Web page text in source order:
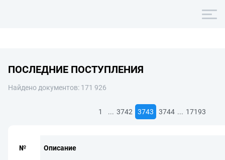
ПОСЛЕДНИЕ ПОСТУПЛЕНИЯ
Найдено документов: 171 926
1 ... 3742 3743 3744 ... 17193
№ Описание